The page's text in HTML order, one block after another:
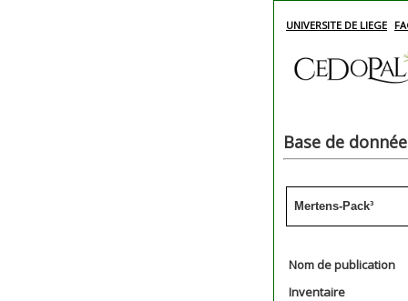
UNIVERSITE DE LIEGE
Base de
Mertens-Pack³
Nom de publication
Inventaire